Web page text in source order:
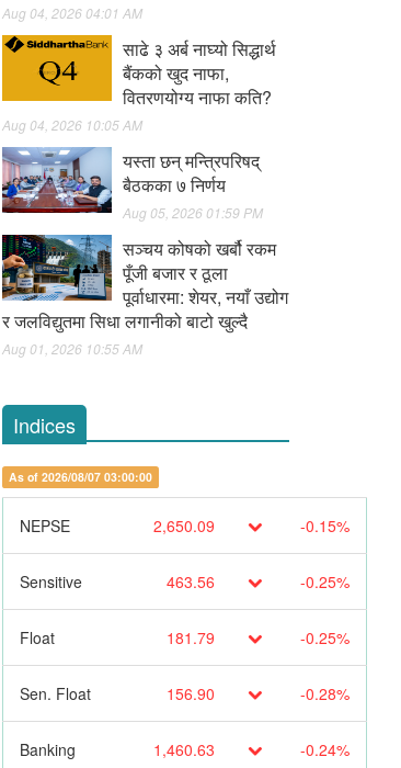
Aug 04, 2026 04:01 AM
साढे ३ अर्ब नाघ्यो सिद्धार्थ
बैंकको खुद नाफा,
वितरणयोग्य नाफा कति?
Aug 04, 2026 10:05 AM
यस्ता छन् मन्त्रिपरिषद्
बैठकका ७ निर्णय
Aug 05, 2026 01:59 PM
सञ्चय कोषको खर्बौ रकम
पूँजी बजार र ठूला
पूर्वाधारमा: शेयर, नयाँ उद्योग
र जलविद्युतमा सिधा लगानीको बाटो खुल्दै
Aug 01, 2026 10:55 AM
Indices
As of 2026/08/07 03:00:00
NEPSE 2,650.09 -0.15%
Sensitive 463.56 -0.25%
Float 181.79 -0.25%
Sen. Float 156.90 -0.28%
Banking 1,460.63 -0.24%